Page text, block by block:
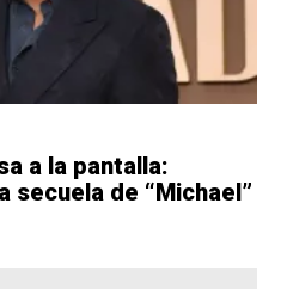
a la pantalla:
secuela de “Michael”